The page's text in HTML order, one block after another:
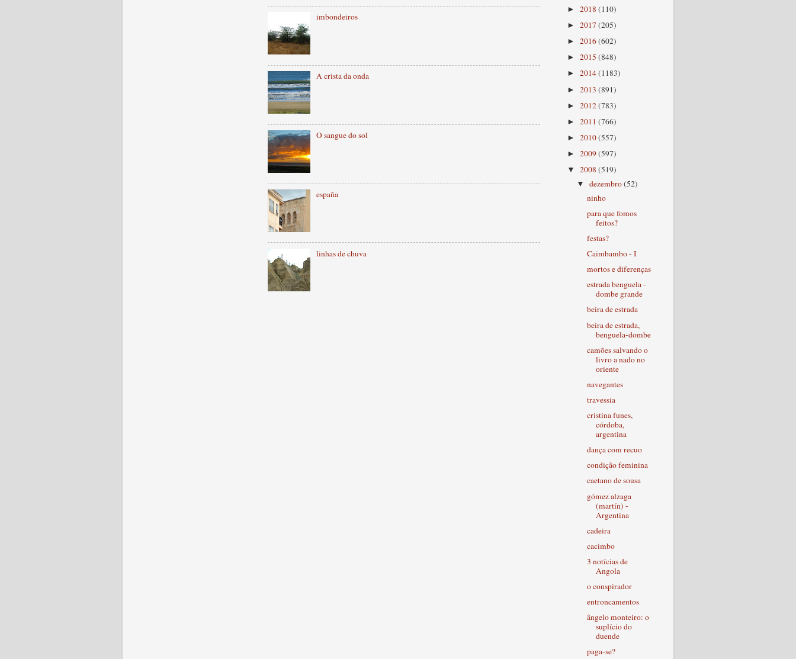
imbondeiros
A crista da onda
O sangue do sol
españa
linhas de chuva
► 2018 (110)
► 2017 (205)
► 2016(602)
► 2015 (848)
► 2014(1183)
► 2013 (891)
► 2012(783)
► 2011 (766)
► 2010(557)
► 2009(597)
▼ 2008 (519)
▼dezembro(52)
ninho
para que fomos
feitos?
festas?
Caimbambo - I
mortos e diferenças
estrada benguela -
dombe grande
beira de estrada
beira de estrada,
benguela-dombe
camões salvando o
livro a nado no
oriente
navegantes
travessia
cristina funes,
córdoba,
argentina
dança com recuo
condição feminina
caetano de sousa
gómez alzaga
(martín) -
Argentina
cadeira
cacimbo
3 notícias de
Angola
o conspirador
entroncamentos
ângelo monteiro: o
suplício do
duende
paga-se?